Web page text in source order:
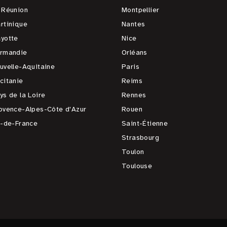
Aquitaine
de la Loire
Alpes-Côte d'Azur
de-France
Montpellier
Nantes
Nice
Orléans
Paris
Reims
Rennes
Rouen
Saint-Étienne
Strasbourg
Toulon
Toulouse